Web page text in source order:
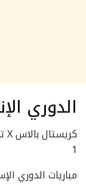
الدوري
1
مباريات الدوري